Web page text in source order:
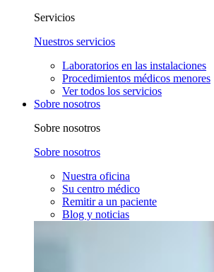
Servicios
Nuestros servicios
Laboratorios en las instalaciones
Procedimientos médicos menores
Ver todos los servicios
Sobre nosotros
Sobre nosotros
Sobre nosotros
Nuestra oficina
Su centro médico
Remitir a un paciente
Blog y noticias